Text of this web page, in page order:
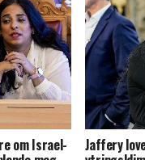
om Israel- Jaffery